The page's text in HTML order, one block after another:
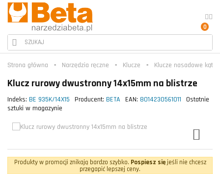
0
Strona główna Narzędzia ręczne Klucze Klucze nasadowe
Klucz rurowy dwustronny 14x15mm na blistrze
Indeks: BE 935K/14X15 Producent: BETA EAN: 8014230561011
Ostatnie
sztuki w magazynie
Produkty w promocji znikają bardzo szybko. Pospiesz sięjeśli nie chcesz
przegapić lepszej ceny.